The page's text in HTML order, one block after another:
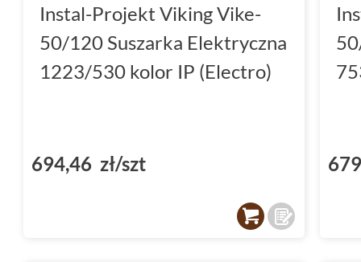
Instal-Projekt Viking Vike-
50/120 Suszarka Elektryczna
1223/530 kolor IP (Electro)
694,46 zł/szt